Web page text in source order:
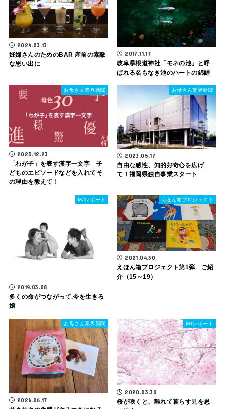
2024.03.13
妊婦さんのためのBAR 産前の素敵
な思い出に
2017.11.17
岐阜県根道神社「モネの池」と呼
ばれる名もなき池のハートの錦鯉
お母さん業界新聞
2025.12.23
「わが子」を表す漢字一文字 子
どものエピソードなどを入れてそ
の理由を教えて！
お母さん業界新聞
2023.05.17
自由な感性、知的好奇心を広げ
て！福岡県独自事業スタート
MJレポート
2019.03.08
多くの命がつながって,今を生きる
娘
えほん箱プロジェクト
2021.04.30
えほん箱プロジェクト第1弾 ご紹
介（15～19）
お母さん業界新聞
2026.06.17
MJレポート
2020.03.30
桜が咲くと、離れて暮らす兄を思